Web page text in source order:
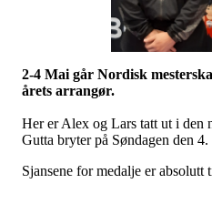
2-4 Mai går Nordisk
årets arrangør.
Her er Alex og Lars tatt ut i den
Gutta bryter på Søndagen den 4.
Sjansene for medalje er absolutt